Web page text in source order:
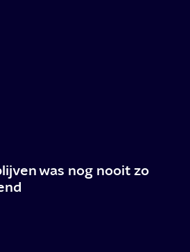
was nog nooit zo